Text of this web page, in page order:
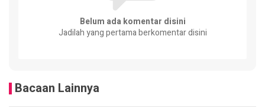
Belum ada komentar disini
Jadilah yang pertama berkomentar disini
Bacaan Lainnya